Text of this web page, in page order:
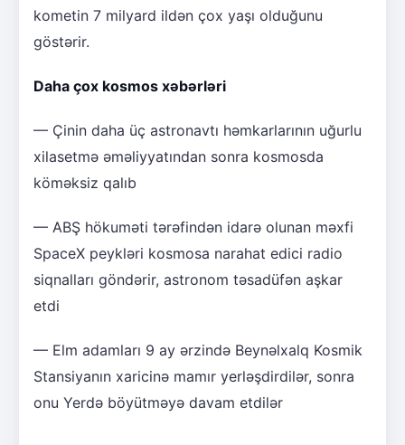
kometin 7 milyard ildən çox yaşı olduğunu
göstərir.
Daha çox kosmos xəbərləri
— Çinin daha üç astronavtı həmkarlarının uğurlu
xilasetmə əməliyyatından sonra kosmosda
köməksiz qalıb
— ABŞ hökuməti tərəfindən idarə olunan məxfi
SpaceX peykləri kosmosa narahat edici radio
siqnalları göndərir, astronom təsadüfən aşkar
etdi
— Elm adamları 9 ay ərzində Beynəlxalq Kosmik
Stansiyanın xaricinə mamır yerləşdirdilər, sonra
onu Yerdə böyütməyə davam etdilər